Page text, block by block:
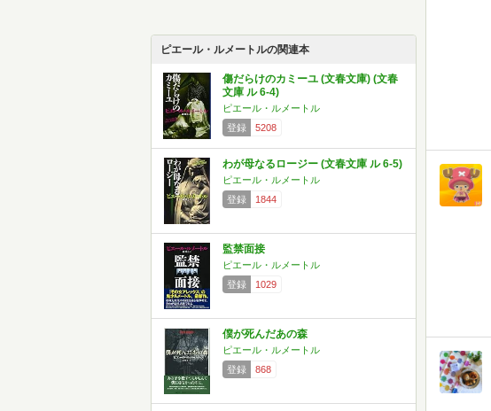
ピエール・ルメートルの関連本
傷だらけのカミーユ (文春文庫) (文春
文庫 ル 6-4)
ピエール・ルメートル
登録
5208
わが母なるロージー (文春文庫 ル 6-5)
ピエール・ルメートル
登録
1844
監禁面接
ピエール・ルメートル
登録
1029
僕が死んだあの森
ピエール・ルメートル
登録
868